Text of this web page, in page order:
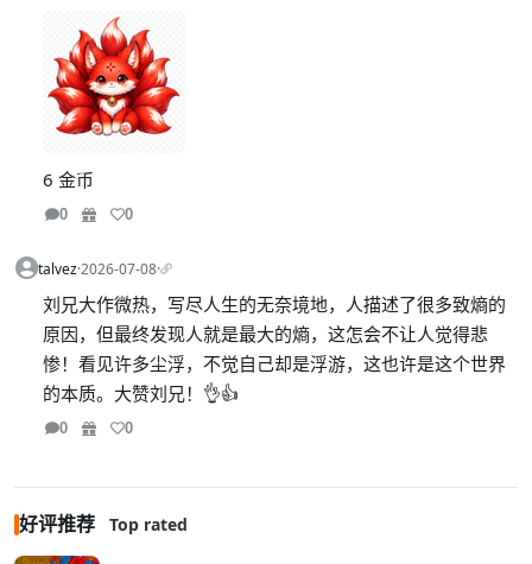
6 金币
0 0
talvez·2026-07-08·
刘兄大作微热，写尽人生的无奈境地，人描述了很多致熵的
原因，但最终发现人就是最大的熵，这怎会不让人觉得悲
惨！看见许多尘浮，不觉自己却是浮游，这也许是这个世界
的本质。大赞刘兄！👌👍
0 0
好评推荐 Top rated